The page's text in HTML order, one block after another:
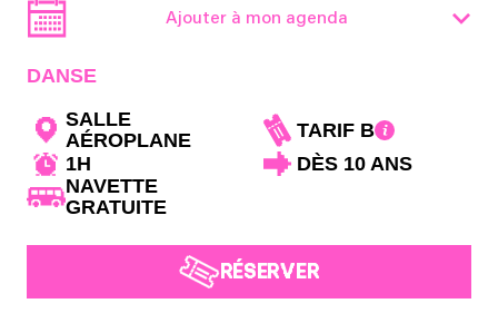
Ajouter à mon agenda
DANSE
SALLE
AÉROPLANE
TARIF B
1H
DÈS 10 ANS
NAVETTE
GRATUITE
RÉSERVER